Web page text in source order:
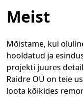
Meist
Mõistame, kui
hooldatud ja
projekti juures
Raidre OÜ on teie
loota kõikides